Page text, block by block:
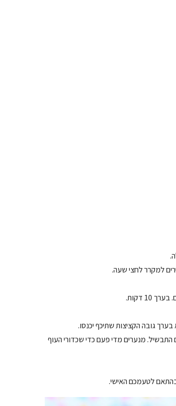
למקרר לחצי שעה.
דקות.
גובה הקציצות שתיכף יכנסו.
התבשיל. מנערים מדי פעם כדי שכדורי העוף
לטעמכם האישי.